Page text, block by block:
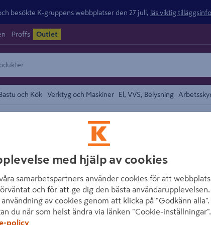
besökte K-gruppens webbplatser den 27 juli, läs viktig
Proffs Outlet
och Kök Verktyg och Maskiner El, VVS, Belysning
MARIN, 2XL
Artikelnummer 1754080
med hjälp av cookies
samarbetspartners använder cookies för att
och för att ge dig den bästa användarupplevelsen.
av cookies genom att klicka på "Godkänn alla".
du när som helst ändra via länken "Cookie-inställningar".
policy